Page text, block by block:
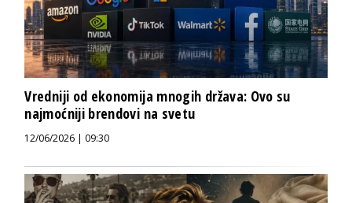
Vredniji od ekonomija mnogih država: Ovo su
najmoćniji brendovi na svetu
12/06/2026 | 09:30